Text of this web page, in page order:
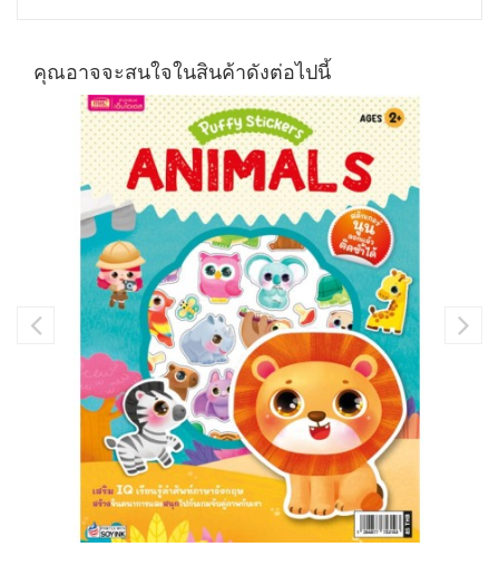
คุณอาจจะสนใจในสินค้าดังต่อไปนี้